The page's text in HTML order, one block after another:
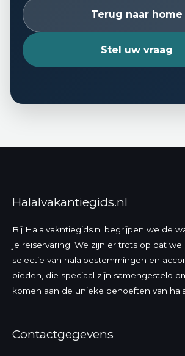
Terug naar home
Stel uw vraag
Halalvakantiegids.nl
Bij Halalvakntiegids.nl begrijpen we de
je reiservaring. We zijn er trots op dat
selectie van halalbestemmingen en
bieden, die speciaal zijn samengesteld
komen aan de unieke behoeften van
Contactgegevens